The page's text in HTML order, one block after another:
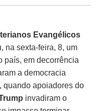
Evangélicos
na sexta-feira, 8, um
país, em decorrência
a democracia
quando apoiadores do
invadiram o